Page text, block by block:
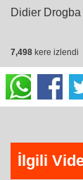
Didier
7,498 kere izlendi
İlgili